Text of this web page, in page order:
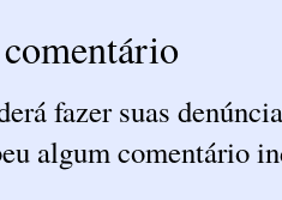
fazer suas
algum comentário